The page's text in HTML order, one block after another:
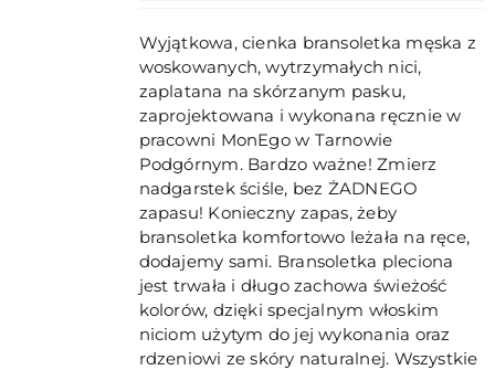
Wyjątkowa, cienka bransoletka męska z
woskowanych, wytrzymałych nici,
zaplatana na skórzanym pasku,
zaprojektowana i wykonana ręcznie w
pracowni MonEgo w Tarnowie
Podgórnym. Bardzo ważne! Zmierz
nadgarstek ściśle, bez ŻADNEGO
zapasu! Konieczny zapas, żeby
bransoletka komfortowo leżała na ręce,
dodajemy sami. Bransoletka pleciona
jest trwała i długo zachowa świeżość
kolorów, dzięki specjalnym włoskim
niciom użytym do jej wykonania oraz
rdzeniowi ze skóry naturalnej. Wszystkie